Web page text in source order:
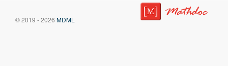
© 2019 - 2026 MDML